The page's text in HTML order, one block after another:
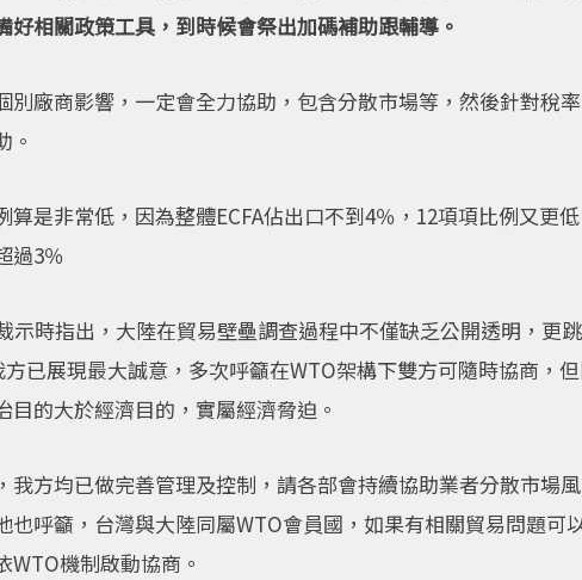
相關政策工具，到時候會祭出加碼補助跟輔導。
別廠商影響，一定會全力協助，包含分散市場等，然後針對稅
。
是非常低，因為整體ECFA佔出口不到4％，12項項比例又更
過3％
示時指出，大陸在貿易壁壘調查過程中不僅缺乏公開透明，更
已展現最大誠意，多次呼籲在WTO架構下雙方可隨時協商，
的大於經濟目的，實屬經濟脅迫。
我方均已做完善管理及控制，請各部會持續協助業者分散市場
呼籲，台灣與大陸同屬WTO會員國，如果有相關貿易問題可
機制啟動協商。